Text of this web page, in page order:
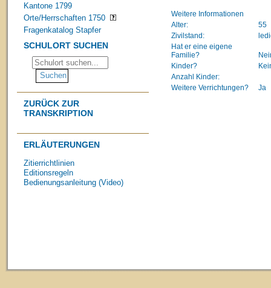
Kantone 1799
Orte/Herrschaften 1750
Fragenkatalog Stapfer
SCHULORT SUCHEN
ZURÜCK ZUR
TRANSKRIPTION
ERLÄUTERUNGEN
Zitierrichtlinien
Editionsregeln
Bedienungsanleitung (Video)
Weitere Informationen
Alter:
55
Zivilstand:
Hat er eine eigene
Familie?
Kinder?
Anzahl Kinder:
Weitere Verrichtungen?
Ja